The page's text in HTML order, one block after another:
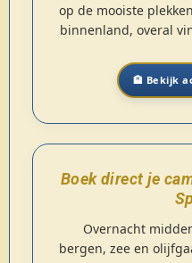
op de mooiste
binnenland, overal
🏨 Bekijk
Boek direct je
Overnacht
bergen, zee en